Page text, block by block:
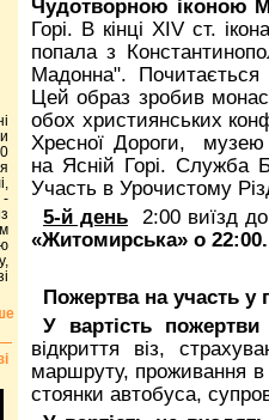
Чудотворною іконою
Горі. В кінці XIV ст.
попала з
Мадонна".
Цей образ зробив
обох християнських
Хресної Дороги, музею
на Ясній Горі. Служба
Участь в Урочистому
5-й день
2:00 виїзд
«Житомирська» о 22:00.
Пожертва на участь у
У вартістьпожертви
відкриття віз,
маршруту, проживання в
стоянки автобуса,
-